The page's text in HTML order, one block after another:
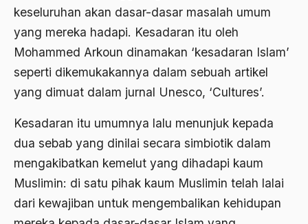
keseluruhan akan dasar-dasar masalah umum
yang mereka hadapi. Kesadaran itu oleh
Mohammed Arkoun dinamakan ‘kesadaran Islam’
seperti dikemukakannya dalam sebuah artikel
yang dimuat dalam jurnal Unesco, ‘Cultures’.
Kesadaran itu umumnya lalu menunjuk kepada
dua sebab yang dinilai secara simbiotik dalam
mengakibatkan kemelut yang dihadapi kaum
Muslimin: di satu pihak kaum Muslimin telah lalai
dari kewajiban untuk mengembalikan kehidupan
1982
1981
1979
1977
1976
1974
Adopsi
Adu Pinalti
Advisors
Aera-Europa
Afganistan
Afiliasi Kultural
Afrika
Afrika utara